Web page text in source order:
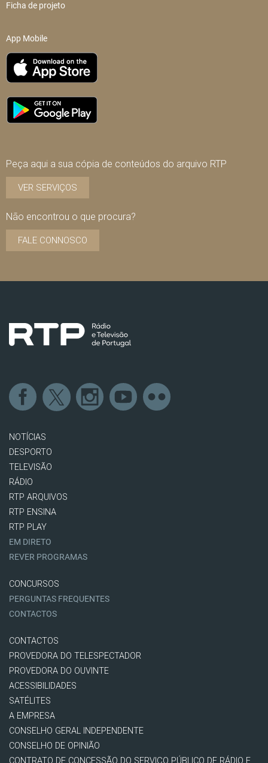
Ficha de projeto
App Mobile
Peça aqui a sua cópia de conteúdos do arquivo RTP
VER SERVIÇOS
Não encontrou o que procura?
FALE CONNOSCO
NOTÍCIAS
DESPORTO
TELEVISÃO
RÁDIO
RTP ARQUIVOS
RTP ENSINA
RTP PLAY
EM DIRETO
REVER PROGRAMAS
CONCURSOS
PERGUNTAS FREQUENTES
CONTACTOS
CONTACTOS
PROVEDORA DO TELESPECTADOR
PROVEDORA DO OUVINTE
ACESSIBILIDADES
SATÉLITES
A EMPRESA
CONSELHO GERAL INDEPENDENTE
CONSELHO DE OPINIÃO